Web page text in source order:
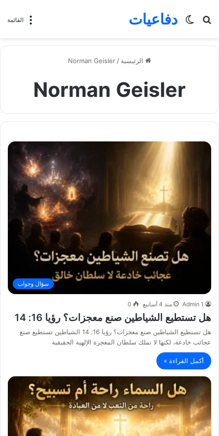
القائمة دفاعيات
بحث
الوضع
الرئيسية /
Norman Geisler
Norman Geisler
سؤال وجواب
Admin 1 منذ 4 أسابيع 0
هل تستطيع الشياطين صنع معجزات؟ رؤيا 16: 14
هل تستطيع الشياطين صنع معجزات؟ رؤيا 16: 14 الشياطين تستطيع صنع
عجائب خادعة، لكنها لا تملك سلطان المعجزة الإلهية الحقيقية
أكمل القراءة »